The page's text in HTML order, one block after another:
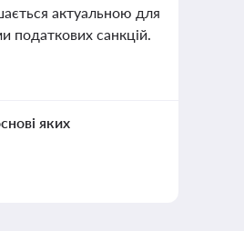
актуальною для
податкових санкцій.
яких